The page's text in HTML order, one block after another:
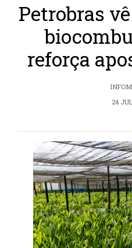
Petrobras
reforça
24